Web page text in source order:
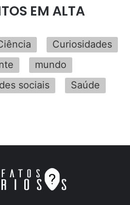
EM ALTA
Curiosidades
mundo
sociais
Saúde